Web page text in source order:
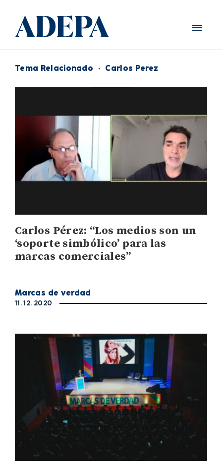
Tema Relacionado · Carlos Perez
Carlos Pérez: “Los medios son un
‘soporte simbólico’ para las
marcas comerciales”
Marcas de verdad
11. 12. 2020